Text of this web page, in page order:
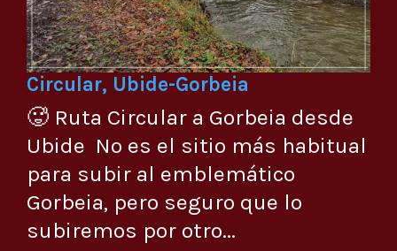
Circular, Ubide-Gorbeia
🥵 Ruta Circular a Gorbeia desde
Ubide No es el sitio más habitual
para subir al emblemático
Gorbeia, pero seguro que lo
subiremos por otro...